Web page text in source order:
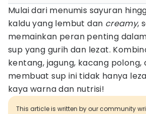
Mulai dari menumis sayuran
kaldu yang lembut dan creamy,
memainkan peran penting
sup yang gurih dan lezat.
kentang, jagung, kacang polong,
membuat sup ini tidak hanya
kaya warna dan nutrisi!
This article is written by our community